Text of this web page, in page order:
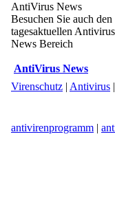
AntiVirus News
Besuchen Sie auch den
tagesaktuellen Antivirus
News Bereich
AntiVirus News
Virenschutz | Antivirus |
antivirenprogramm |